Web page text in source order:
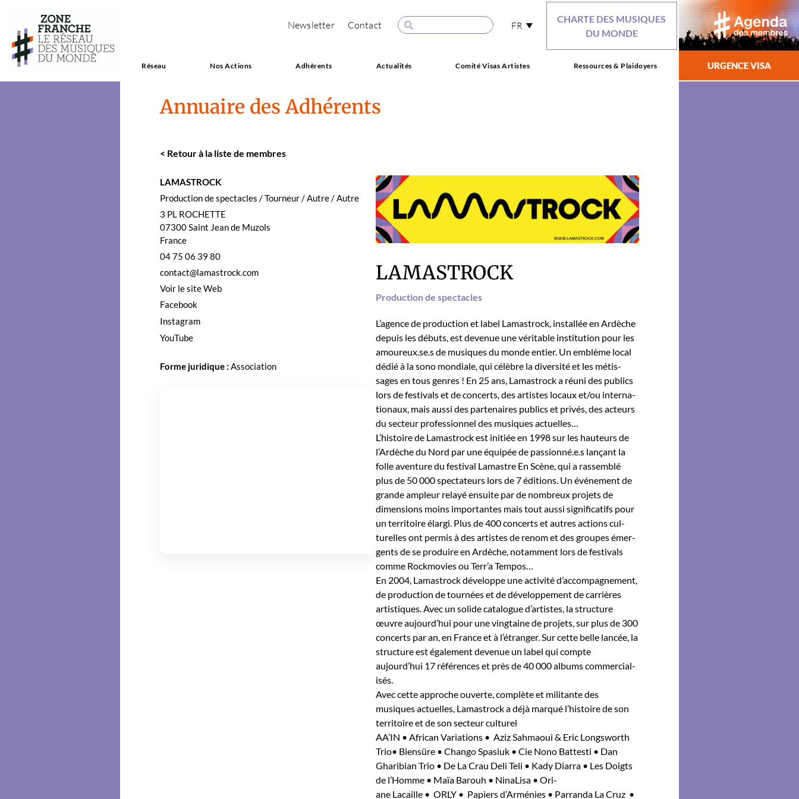
Newsletter Contact FR
CHARTE DES MUSIQUES
DU MONDE
Réseau Nos Actions Adhérents Actualités Comité Visas Artistes Ressources & Plaidoyers URGENCE VISA
Annuaire des Adhérents
< Retour à la liste de mem­bres
LAMASTROCK
Pro­duc­tion de spec­ta­cles / Tourneur / Autre / Autre
3 PL ROCHETTE
07300Saint Jean de Muzols
France
04 75 06 39 80
contact@lamastrock.com
Voir le site Web
Face­book
Insta­gram
YouTube
Forme juridique : Asso­ci­a­tion
LAMASTROCK
Pro­duc­tion de spec­ta­cles
L’agence de pro­duc­tion et label Lamas­trock, instal­lée en Ardèche
depuis les débuts, est dev­enue une véri­ta­ble insti­tu­tion pour les
amoureux.se.s de musiques du monde entier. Un emblème local
dédié à la sono mon­di­ale, qui célèbre la diver­sité et les métis­
sages en tous gen­res ! En 25 ans, Lamas­trock a réu­ni des publics
lors de fes­ti­vals et de con­certs, des artistes locaux et/ou inter­na­
tionaux, mais aus­si des parte­naires publics et privés, des acteurs
du secteur pro­fes­sion­nel des musiques actuelles…
L’histoire de Lamas­trock est ini­tiée en 1998 sur les hau­teurs de
l’Ardèche du Nord par une équipée de passionné.e.s lançant la
folle aven­ture du fes­ti­val Lamas­tre En Scène, qui a rassem­blé
plus de 50 000 spec­ta­teurs lors de 7 édi­tions. Un événe­ment de
grande ampleur relayé ensuite par de nom­breux pro­jets de
dimen­sions moins impor­tantes mais tout aus­si sig­ni­fi­cat­ifs pour
un ter­ri­toire élar­gi. Plus de 400 con­certs et autres actions cul­
turelles ont per­mis à des artistes de renom et des groupes émer­
gents de se pro­duire en Ardèche, notam­ment lors de fes­ti­vals
comme Rock­movies ou Terr’a Tem­pos…
En 2004, Lamas­trock développe une activ­ité d’accompagnement,
de pro­duc­tion de tournées et de développe­ment de car­rières
artis­tiques. Avec un solide cat­a­logue d’artistes, la struc­ture
œuvre aujourd’hui pour une ving­taine de pro­jets, sur plus de 300
con­certs par an, en France et à l’étranger. Sur cette belle lancée, la
struc­ture est égale­ment dev­enue un label qui compte
aujourd’hui 17 références et près de 40 000 albums com­mer­cial­
isés.
Avec cette approche ouverte, com­plète et mil­i­tante des
musiques actuelles, Lamas­trock a déjà mar­qué l’histoire de son
ter­ri­toire et de son secteur cul­turel
AA’IN • African Vari­a­tions • Aziz Sah­maoui & Eric Longsworth
Trio• Bien­süre • Chango Spa­siuk • Cie Nono Bat­testi • Dan
Gharib­ian Trio • De La Crau Deli Teli • Kady Diar­ra • Les Doigts
de l’Homme • Maïa Barouh • NinaL­isa • Ori­
ane Lacaille • ORLY • Papiers d’Ar­ménies • Par­ran­da La Cruz •